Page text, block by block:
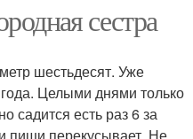
домашняя диета
сестра
шестьдесят. Уже
Целыми днями только
садится есть раз 6 за